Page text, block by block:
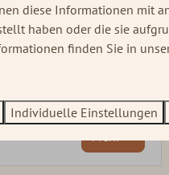
können.
Mehr
diese Informationen mit
haben oder die sie
finden Sie in
Individuelle Einstellungen